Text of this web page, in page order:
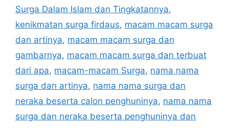
Surga Dalam Islam dan Tingkatannya,
kenikmatan surga firdaus, macam macam surga
dan artinya, macam macam surga dan
gambarnya, macam macam surga dan terbuat
dari apa, macam-macam Surga, nama nama
surga dan artinya, nama nama surga dan
neraka beserta calon penghuninya, nama nama
surga dan neraka beserta penghuninya dan